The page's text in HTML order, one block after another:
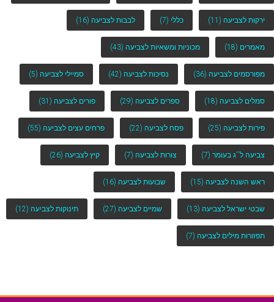
ירקות לצביעה (11) כללי (7) לבבות לצביעה (16)
מאמרים (18) מכוניות ומשאיות לצביעה (43)
מפורסמים לצביעה (36) נסיכות לצביעה (42) סמיילי לצביעה (5)
סמלים לצביעה (18) ספרים לצביעה (29) פורים לצביעה (31)
פירות לצביעה (25) פסח לצביעה (22) פרחים עצים לצביעה (55)
צביעה ל''ג בעומר (7) צורות לצביעה (7) קיץ לצביעה (26)
ראש השנה לצביעה (15) שבועות לצביעה (16)
שבטי ישראל לצביעה (13) שמיים לצביעה (27) תינוקות לצביעה (12)
תפזורות מילים לצביעה (7)